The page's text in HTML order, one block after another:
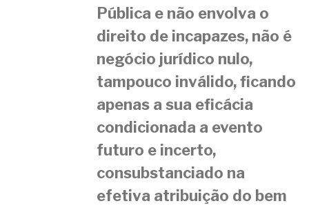
Pública e não envolva o
direito de incapazes, não é
negócio jurídico nulo,
tampouco inválido, ficando
apenas a sua eficácia
condicionada a evento
futuro e incerto,
consubstanciado na
efetiva atribuição do bem